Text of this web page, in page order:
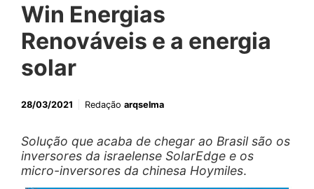
Win Energias
Renováveis e a energia
solar
28/03/2021 Redação arqselma
Solução que acaba de chegar ao Brasil são os
inversores da israelense SolarEdge e os
micro-inversores da chinesa Hoymiles.